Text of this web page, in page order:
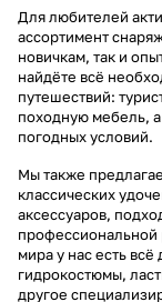
Для любителей
ассортимент
новичкам, так и
найдёте всё
путешествий:
походную мебель,
погодных условий.
Мы также
классических
аксессуаров,
мира у нас есть
гидрокостюмы,
другое